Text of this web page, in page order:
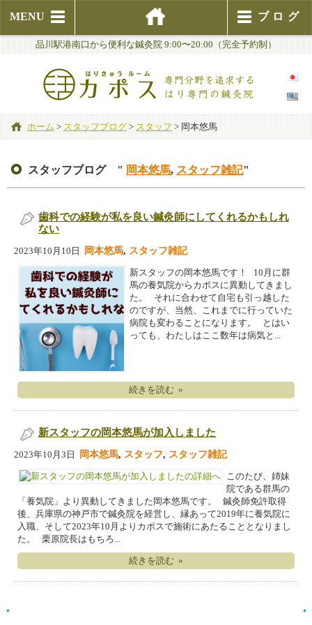
MENU ブログ
品川駅港南口から便利な鍼灸院 9:00〜20:00（完全予約制）
ホーム > スタッフブログ> スタッフ > 岡本悠馬
スタッフブログ " 岡本悠馬, スタッフ雑記"
歯科での経験が私を良い鍼灸師にしてくれるかもしれ
ない
2023年10月10日 岡本悠馬, スタッフ雑記
新スタッフの岡本悠馬です！ 10月に群
馬の養気院からカポスに異動してきまし
た。 それに合わせて自宅も引っ越した
のですが、当然、これまでに行っていた
病院も変わることになります。 とはい
っても、わたしはここ数年は病気と...
続きを読む »
新スタッフの岡本悠馬が加入しました
2023年10月3日 岡本悠馬, スタッフ, スタッフ雑記
このたび、姉妹
院である群馬の
「養気院」より異動してきました岡本悠馬です。 鍼灸師免許取得
後、兵庫県の神戸市で鍼灸院を経営し、縁あって2019年に養気院に
入職、そして2023年10月よりカポスで施術にあたることとなりまし
た。 栗原院長はもちろ...
続きを読む »